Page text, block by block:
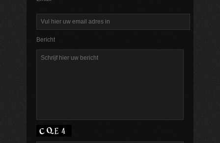
Bericht